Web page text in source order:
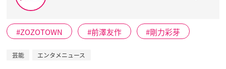
ZOZOTOWN 前澤友作 剛力彩芽
芸能 エンタメニュース